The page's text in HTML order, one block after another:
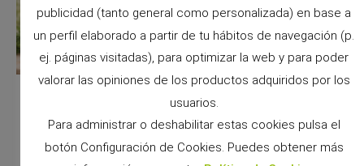
publicidad (tanto general como personalizada) en base a
un perfil elaborado a partir de tu hábitos de navegación (p.
ej. páginas visitadas), para optimizar la web y para poder
valorar las opiniones de los productos adquiridos por los
usuarios.
Para administrar o deshabilitar estas cookies pulsa el
botón Configuración de Cookies. Puedes obtener más